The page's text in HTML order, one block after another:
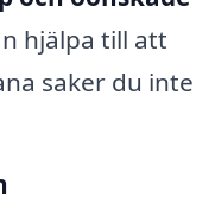
hjälpa till att
saker du inte